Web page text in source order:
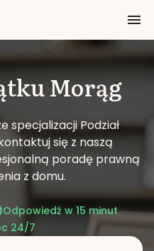
Morąg
specjalizacji Podział
się z naszą
poradę prawną
z domu.
Odpowiedź w 15 minut
24/7